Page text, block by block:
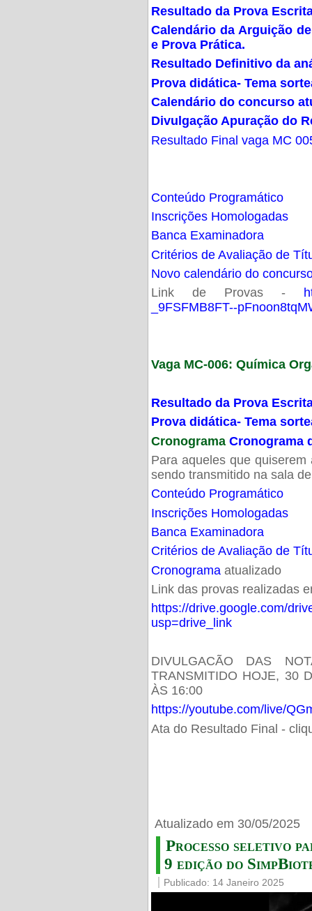
Resultado da Prova
Calendário da Arguição
e Prova Prática.
Resultado Definitivo da
Prova didática- Tema
Calendário do concurso
Divulgação Apuração do
Resultado Final vaga MC
Conteúdo Programático
Inscrições Homologadas
Banca Examinadora
Critérios de Avaliação de
Novo calendário do
Link de Provas -
_9FSFMB8FT--
Vaga MC-006: Química
Resultado da Prova
Prova didática- Tema
Cronograma Cronograma
Para aqueles que
sendo transmitido na sala
Conteúdo Programático
Inscrições Homologadas
Banca Examinadora
Critérios de Avaliação de
Cronogramaatualizado
Link das provas realizadas
https://drive.google.com/
usp=drive_link
DIVULGACÃO DAS
TRANSMITIDO HOJE, 30
ÀS 16:00
https://youtube.com/live/
Ata do Resultado Final -
Atualizado em 30/05/2025
Processo seletivo
9 edição do
Publicado: 14 Janeiro 2025